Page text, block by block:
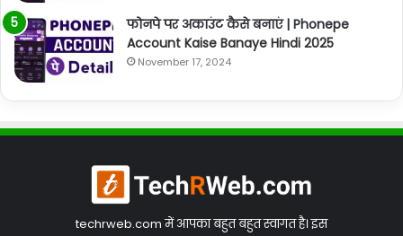
फोनपे पर अकाउंट कैसे बनाएं | Phonepe
Account Kaise Banaye Hindi 2025
November 17, 2024
techrweb.com में आपका बहुत बहुत स्वागत है। इस